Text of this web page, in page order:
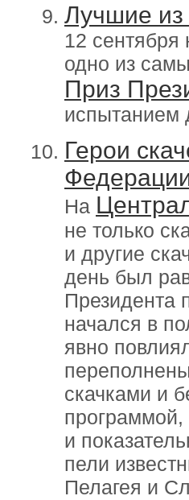
Лучшие
12
одно из
Приз
испытанием
Герои
На
не только
и другие
день был
Президента
начался в
явно
скачками и
программой,
и
пели
Пелагея и